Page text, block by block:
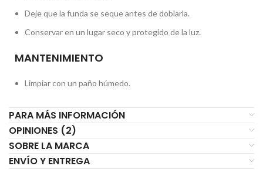
Deje que la funda se seque antes de doblarla.
Conservar en un lugar seco y protegido de la luz.
MANTENIMIENTO
Limpiar con un paño húmedo.
PARA MÁS INFORMACIÓN
OPINIONES (2)
SOBRE LA MARCA
ENVÍO Y ENTREGA